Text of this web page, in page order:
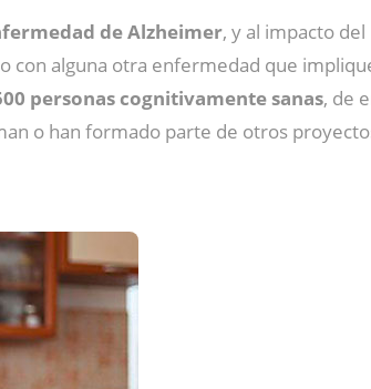
de Alzheimer, y al impacto del
con alguna otra enfermedad que
personas cognitivamente sanas, de
o han formado parte de otros